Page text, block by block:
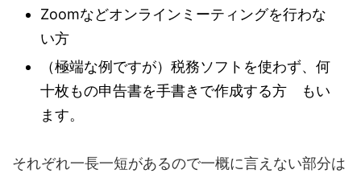
Zoomなどオンラインミーティングを行わな
い方
（極端な例ですが）税務ソフトを使わず、何
十枚もの申告書を手書きで作成する方 もい
ます。
それぞれ一長一短があるので一概に言えない部分は